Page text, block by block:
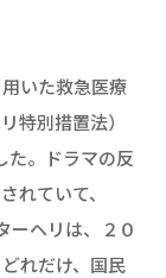
いた救急医療
特別措置法）
た。ドラマの反
れていて、
ーヘリは、２０
れだけ、国民